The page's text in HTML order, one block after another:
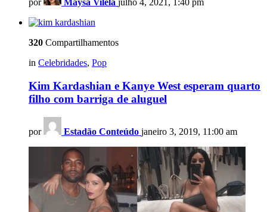
por Maysa Vilela julho 4, 2021, 1:40 pm
320 Compartilhamentos
in Celebridades, Pop
Kim Kardashian e Kanye West esperam quarto
filho com barriga de aluguel
por Estadão Conteúdo janeiro 3, 2019, 11:00 am